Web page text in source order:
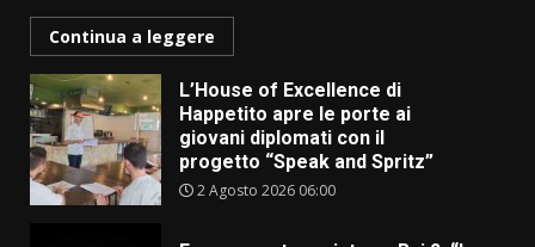
Continua a leggere
L’House of Excellence di
Happetito apre le porte ai
giovani diplomati con il
progetto “Speak and Spritz”
2 Agosto 2026 06:00